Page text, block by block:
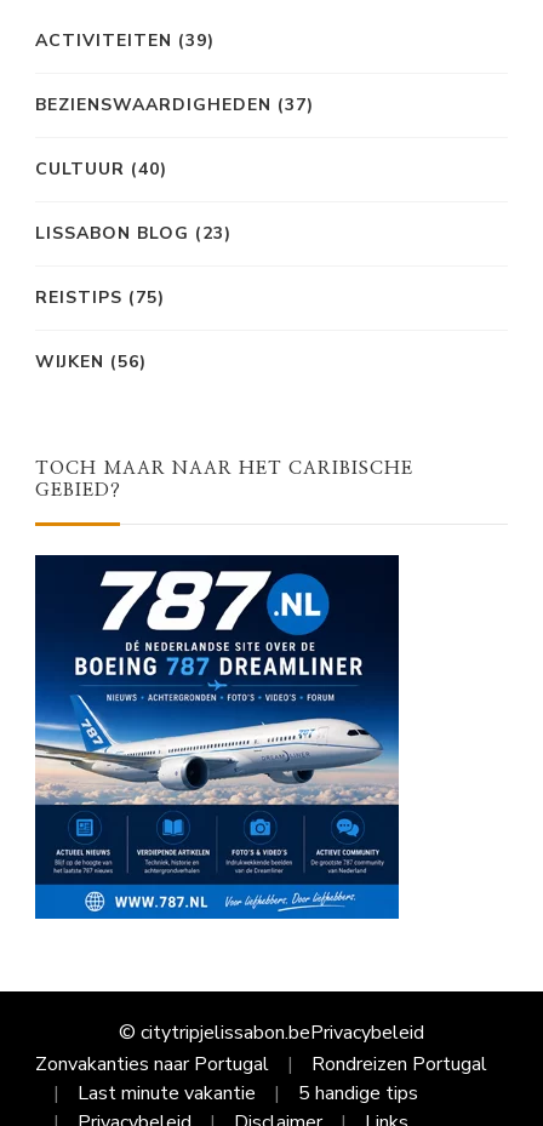
ACTIVITEITEN (39)
BEZIENSWAARDIGHEDEN (37)
CULTUUR (40)
LISSABON BLOG (23)
REISTIPS (75)
WIJKEN (56)
TOCH MAAR NAAR HET CARIBISCHE
GEBIED?
© citytripjelissabon.bePrivacybeleid
Zonvakanties naar Portugal
Rondreizen Portugal
Last minute vakantie
5 handige tips